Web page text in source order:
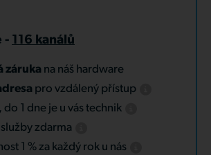
- 116 kanálů
záruka na náš hardware
pro vzdálený přístup
1 dne je u vás technik
zdarma
1 % za každý rok u nás